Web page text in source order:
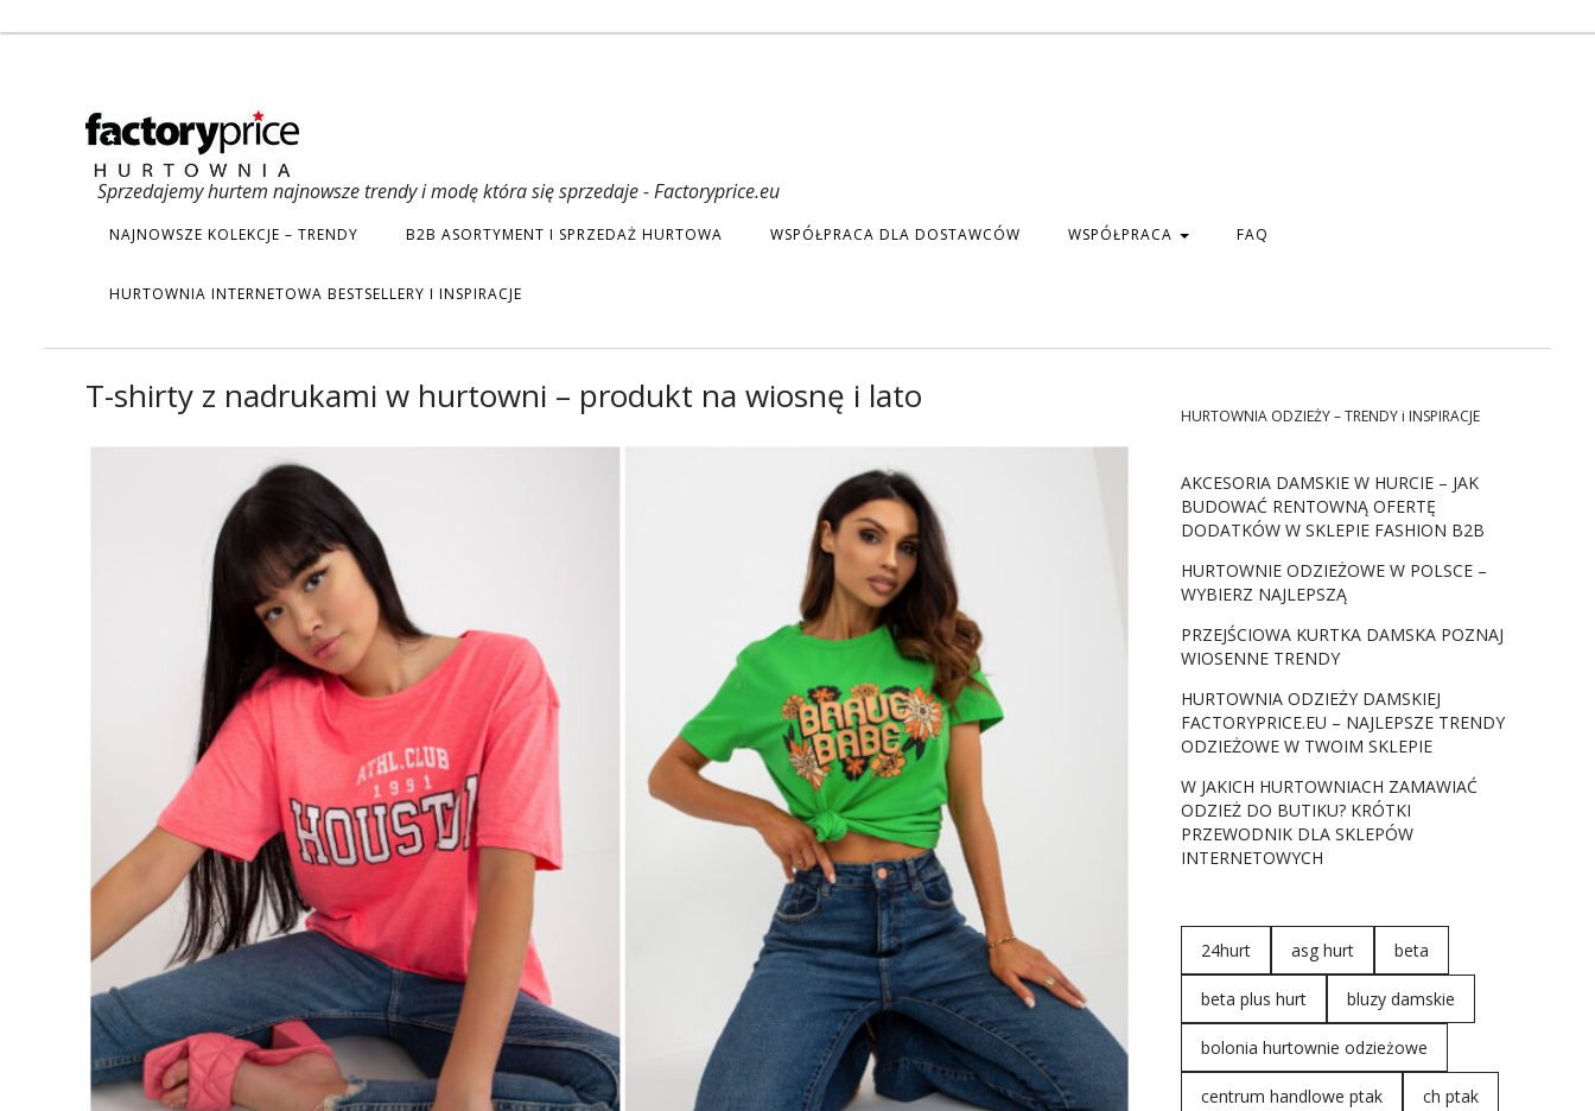
Sprzedajemy hurtem najnowsze trendy i modę która się sprzedaje - Factoryprice.eu
NAJNOWSZE KOLEKCJE – TRENDY B2B ASORTYMENT I SPRZEDAŻ HURTOWA WSPÓŁPRACA DLA DOSTAWCÓW WSPÓŁPRACA FAQ
HURTOWNIA INTERNETOWA BESTSELLERY I INSPIRACJE
T-shirty z nadrukami w hurtowni – produkt na wiosnę i lato HURTOWNIA ODZIEŻY – TRENDY i INSPIRACJE
AKCESORIA DAMSKIE W HURCIE – JAK
BUDOWAĆ RENTOWNĄ OFERTĘ
DODATKÓW W SKLEPIE FASHION B2B
HURTOWNIE ODZIEŻOWE W POLSCE –
WYBIERZ NAJLEPSZĄ
PRZEJŚCIOWA KURTKA DAMSKA POZNAJ
WIOSENNE TRENDY
HURTOWNIA ODZIEŻY DAMSKIEJ
FACTORYPRICE.EU – NAJLEPSZE TRENDY
ODZIEŻOWE W TWOIM SKLEPIE
W JAKICH HURTOWNIACH ZAMAWIAĆ
ODZIEŻ DO BUTIKU? KRÓTKI
PRZEWODNIK DLA SKLEPÓW
INTERNETOWYCH
24hurt asg hurt beta
beta plus hurt bluzy damskie
bolonia hurtownie odzieżowe
centrum handlowe ptak ch ptak